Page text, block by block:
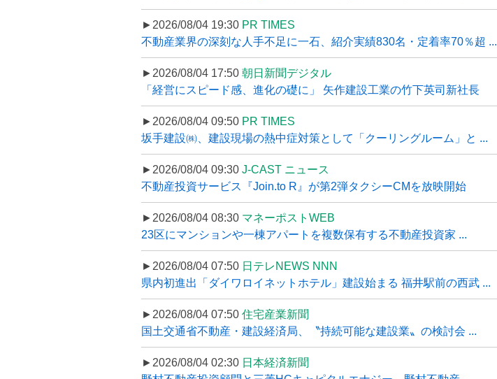
►2026/08/04 19:30 PR TIMES
不動産業界の深刻な人手不足に一石、紹介実績830名・定着率70％超 ...
►2026/08/04 17:50 朝日新聞デジタル
「経営にスピード感、進化の礎に」 矢作建設工業の竹下英司新社長
►2026/08/04 09:50 PR TIMES
坂手建設㈱、建設現場の熱中症対策として「クーリングルーム」と ...
►2026/08/04 09:30 J-CAST ニュース
不動産投資サービス『Join.to R』が第2弾タクシーCMを放映開始
►2026/08/04 08:30 マネーポストWEB
23区にマンションや一棟アパートを複数保有する不動産投資家 ...
►2026/08/04 07:50 日テレNEWS NNN
県内初進出「ダイワロイネットホテル」建設始まる 福井駅前の西武 ...
►2026/08/04 07:50 住宅産業新聞
国土交通省不動産・建設経済局、〝持続可能な建設業〟の検討会 ...
►2026/08/04 02:30 日本経済新聞